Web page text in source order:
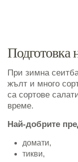
Подготовка
При зимна
жълт и много
са сортове
време.
Най-добрите
домати,
тикви,